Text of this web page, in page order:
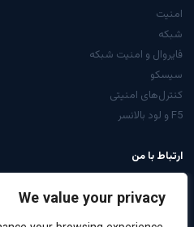
We value your privacy
امنیت
شبکه
فایروال و امنیت شبکه
سیسکو
کنترل‌های امنیتی
F5 و لود بالانسر
ارتباط با من
LinkedIn: arabiyan